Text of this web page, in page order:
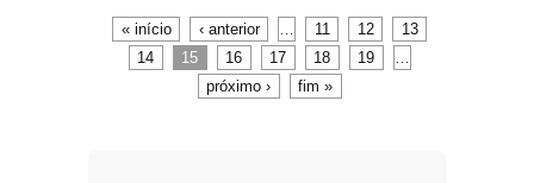
b
o
e
d
I
Páginas
« início ‹ anterior 11 12
13
14
15 16 17 18 19
…
próximo ›
fim »